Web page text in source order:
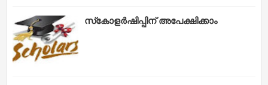
സ്‌കോളർഷിപ്പിന് അപേക്ഷിക്കാം